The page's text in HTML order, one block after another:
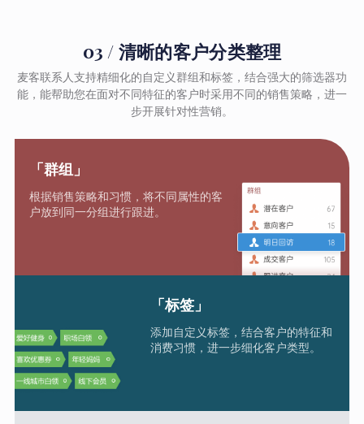
03 / 清晰的客户分类整理
麦客联系人支持精细化的自定义群组和标签，结合强大的筛选器功
能，能帮助您在面对不同特征的客户时采用不同的销售策略，进一
步开展针对性营销。
「群组」
根据销售策略和习惯，将不同属性的客
户放到同一分组进行跟进。
「标签」
添加自定义标签，结合客户的特征和
消费习惯，进一步细化客户类型。